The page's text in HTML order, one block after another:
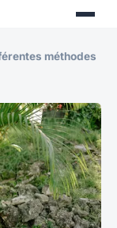
méthodes